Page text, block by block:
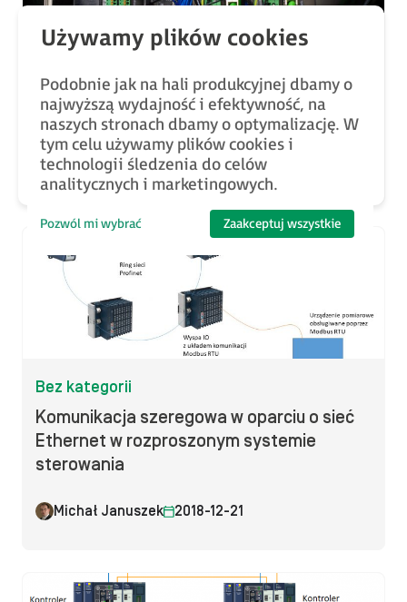
Bez kategorii
maszyn pakujących?
Mateusz Biega 2019-01-02
Bez kategorii
Komunikacja szeregowa w oparciu o sieć
Ethernet w rozproszonym systemie
sterowania
Michał Januszek 2018-12-21
Podobnie jak na hali produkcyjnej dbamy o
najwyższą wydajność i efektywność, na
naszych stronach dbamy o optymalizację. W
tym celu używamy plików cookies i
technologii śledzenia do celów
analitycznych i marketingowych.
Pozwól mi wybrać Zaakceptuj wszystkie